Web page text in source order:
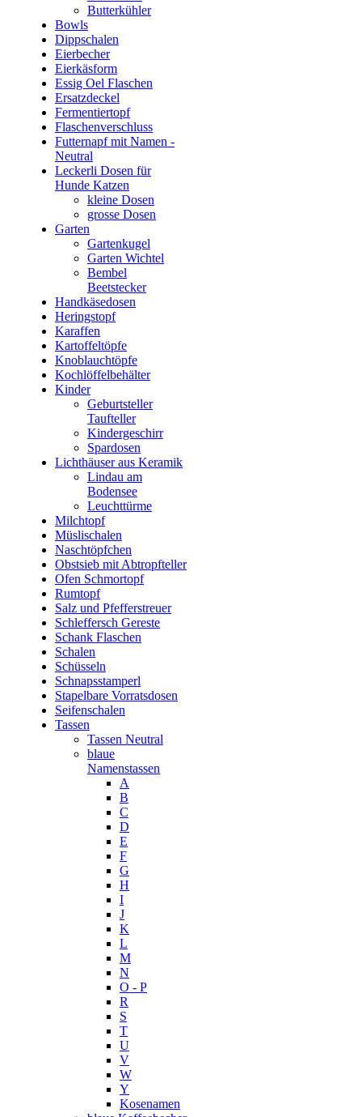
Butterkühler
Bowls
Dippschalen
Eierbecher
Eierkäsform
Essig Oel Flaschen
Ersatzdeckel
Fermentiertopf
Flaschenverschluss
Futternapf mit Namen -
Neutral
Leckerli Dosen für
Hunde Katzen
kleine Dosen
grosse Dosen
Garten
Gartenkugel
Garten Wichtel
Bembel
Beetstecker
Handkäsedosen
Heringstopf
Karaffen
Kartoffeltöpfe
Knoblauchtöpfe
Kochlöffelbehälter
Kinder
Geburtsteller
Taufteller
Kindergeschirr
Spardosen
Lichthäuser aus Keramik
Lindau am
Bodensee
Leuchttürme
Milchtopf
Müslischalen
Naschtöpfchen
Obstsieb mit Abtropfteller
Ofen Schmortopf
Rumtopf
Salz und Pfefferstreuer
Schleffersch Gereste
Schank Flaschen
Schalen
Schüsseln
Schnapsstamperl
Stapelbare Vorratsdosen
Seifenschalen
Tassen
Tassen Neutral
blaue
Namenstassen
A
B
C
D
E
F
G
H
I
J
K
L
M
N
O - P
R
S
T
U
V
W
Y
Kosenamen